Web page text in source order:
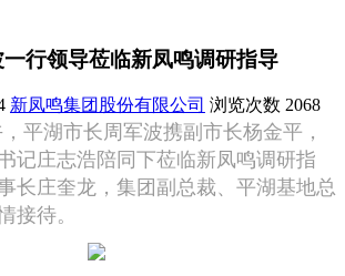
行领导莅临新凤鸣调研指导
新凤鸣集团股份有限公司 浏览次数 2068
湖市长周军波携副市长杨金平，
记庄志浩陪同下莅临新凤鸣调研指
长庄奎龙，集团副总裁、平湖基地总
接待。